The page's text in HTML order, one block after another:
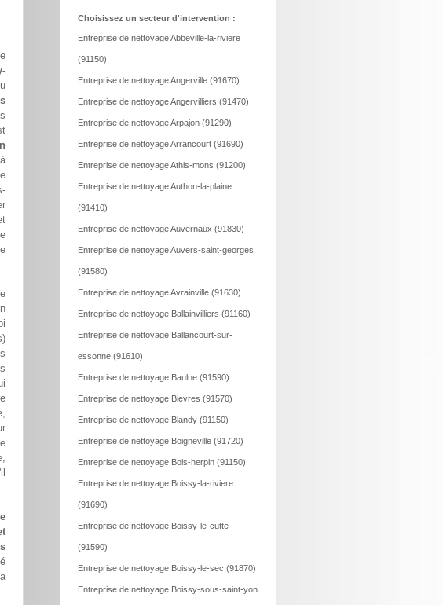
Choisissez un secteur d'intervention :
Entreprise de nettoyage Abbeville-la-riviere
(91150)
Entreprise de nettoyage Angerville (91670)
Entreprise de nettoyage Angervilliers (91470)
Entreprise de nettoyage Arpajon (91290)
Entreprise de nettoyage Arrancourt (91690)
Entreprise de nettoyage Athis-mons (91200)
Entreprise de nettoyage Authon-la-plaine
(91410)
Entreprise de nettoyage Auvernaux (91830)
Entreprise de nettoyage Auvers-saint-georges
(91580)
Entreprise de nettoyage Avrainville (91630)
Entreprise de nettoyage Ballainvilliers (91160)
Entreprise de nettoyage Ballancourt-sur-
essonne (91610)
Entreprise de nettoyage Baulne (91590)
Entreprise de nettoyage Bievres (91570)
Entreprise de nettoyage Blandy (91150)
Entreprise de nettoyage Boigneville (91720)
Entreprise de nettoyage Bois-herpin (91150)
Entreprise de nettoyage Boissy-la-riviere
(91690)
Entreprise de nettoyage Boissy-le-cutte
(91590)
Entreprise de nettoyage Boissy-le-sec (91870)
Entreprise de nettoyage Boissy-sous-saint-yon